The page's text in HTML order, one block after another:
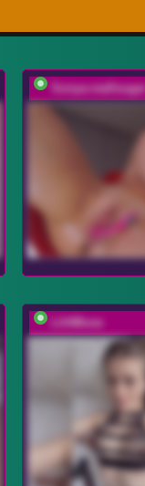
Sonya-reallsugar
LilitMuse